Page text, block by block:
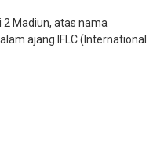
Madiun, atas nama
ajang IFLC (International